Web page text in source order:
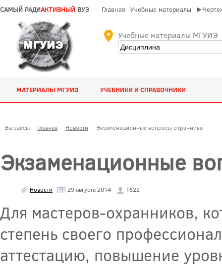
САМЫЙ РАДИАКТИВНЫЙ ВУЗ Главная Учебные материалы
Учебные материалы МГУИЭ
МАТЕРИАЛЫ МГУИЭ УЧЕБНИКИ И СПРАВОЧНИКИ
Вы здесь: Главная Новости Экзаменационные вопросы охранника
Экзаменационные
Новости 29 августа 2014 1622
Для мастеров-охранников,
степень своего
аттестацию, повышение